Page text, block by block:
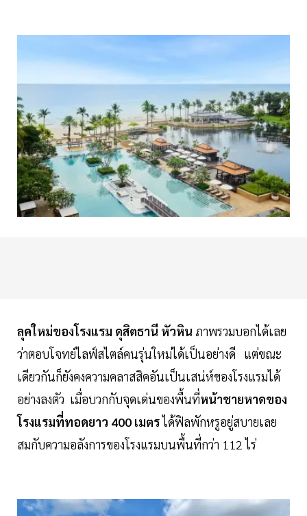
ลุคใหม่ของโรงแรม ดุสิตธานี หัวหิน ภาพรวมบอกได้เลย
ว่าตอบโจทย์ไลฟ์สไตล์คนรุ่นใหม่ได้เป็นอย่างดี แต่ขณะ
เดียวกันก็ยังคงความคลาสสิคอันเป็นเสน่ห์ของโรงแรมได้
อย่างลงตัว เมื่อบวกกับจุดเด่นของพื้นที่หน้าชายหาดของ
โรงแรมที่ทอดยาว 400 เมตรได้ฟิลพักหรูอยู่สบายเลย
สมกับความอลังการของโรงแรมบนพื้นที่กว่า 112 ไร่